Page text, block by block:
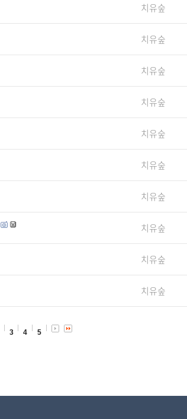
치유숲
치유숲
치유숲
치유숲
치유숲
치유숲
치유숲
치유숲
치유숲
치유숲
3 4 5